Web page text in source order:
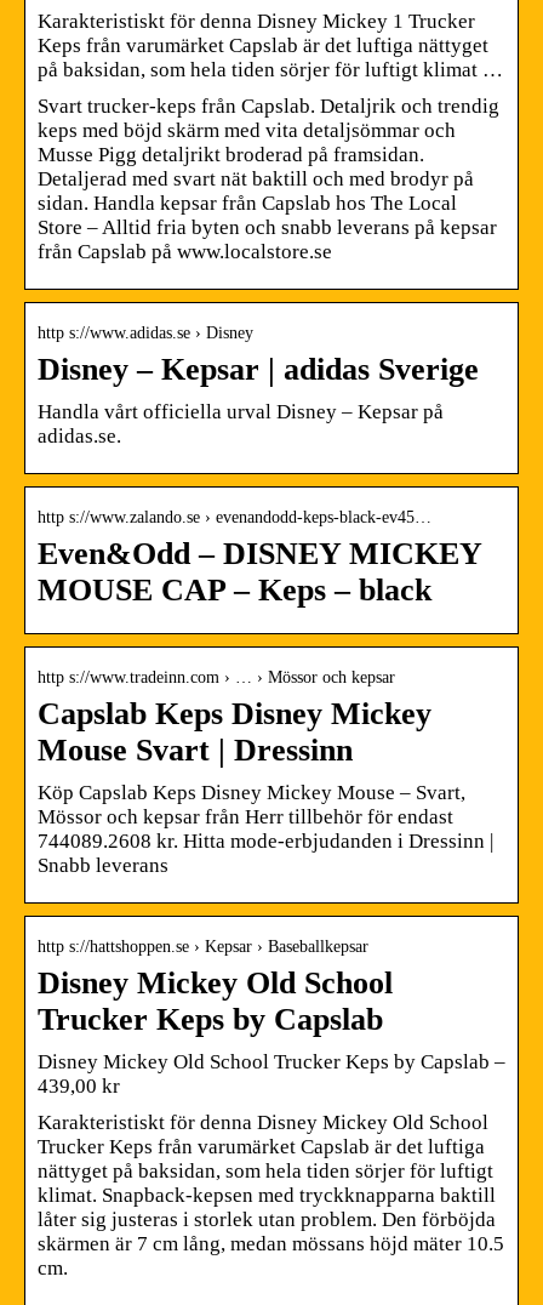
Karakteristiskt för denna Disney Mickey 1 Trucker
Keps från varumärket Capslab är det luftiga nättyget
på baksidan, som hela tiden sörjer för luftigt klimat …
Svart trucker-keps från Capslab. Detaljrik och trendig
keps med böjd skärm med vita detaljsömmar och
Musse Pigg detaljrikt broderad på framsidan.
Detaljerad med svart nät baktill och med brodyr på
sidan. Handla kepsar från Capslab hos The Local
Store – Alltid fria byten och snabb leverans på kepsar
från Capslab på www.localstore.se
http s://www.adidas.se › Disney
Disney – Kepsar | adidas Sverige
Handla vårt officiella urval Disney – Kepsar på
adidas.se.
http s://www.zalando.se › evenandodd-keps-black-ev45…
Even&Odd – DISNEY MICKEY
MOUSE CAP – Keps – black
http s://www.tradeinn.com › … › Mössor och kepsar
Capslab Keps Disney Mickey
Mouse Svart | Dressinn
Köp Capslab Keps Disney Mickey Mouse – Svart,
Mössor och kepsar från Herr tillbehör för endast
744089.2608 kr. Hitta mode-erbjudanden i Dressinn |
Snabb leverans
http s://hattshoppen.se › Kepsar › Baseballkepsar
Disney Mickey Old School
Trucker Keps by Capslab
Disney Mickey Old School Trucker Keps by Capslab –
439,00 kr
Karakteristiskt för denna Disney Mickey Old School
Trucker Keps från varumärket Capslab är det luftiga
nättyget på baksidan, som hela tiden sörjer för luftigt
klimat. Snapback-kepsen med tryckknapparna baktill
låter sig justeras i storlek utan problem. Den förböjda
skärmen är 7 cm lång, medan mössans höjd mäter 10.5
cm.